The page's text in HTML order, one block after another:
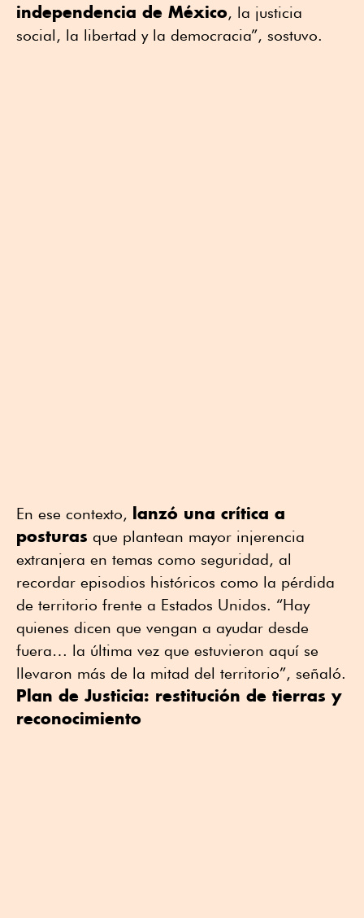
independencia de México, la justicia
social, la libertad y la democracia”, sostuvo.
En ese contexto, lanzó una crítica a
posturas que plantean mayor injerencia
extranjera en temas como seguridad, al
recordar episodios históricos como la pérdida
de territorio frente a Estados Unidos. “Hay
quienes dicen que vengan a ayudar desde
fuera… la última vez que estuvieron aquí se
llevaron más de la mitad del territorio”, señaló.
Plan de Justicia: restitución de tierras y
reconocimiento